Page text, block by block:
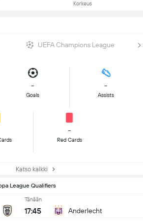
Korkeus
UEFA Champions League
-
Goals
-
Assists
-
Red Cards
Katso kaikki
League Qualifiers
Tänään
17:45 Anderlecht